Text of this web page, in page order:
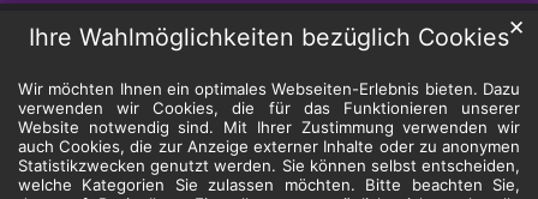
Ihre Wahlmöglichkeiten bezüglich Cookies
Wir möchten Ihnen ein optimales Webseiten-Erlebnis bieten. Dazu
verwenden wir Cookies, die für das Funktionieren unserer
Website notwendig sind. Mit Ihrer Zustimmung verwenden wir
auch Cookies, die zur Anzeige externer Inhalte oder zu anonymen
Statistikzwecken genutzt werden. Sie können selbst entscheiden,
welche Kategorien Sie zulassen möchten. Bitte beachten Sie,
✕